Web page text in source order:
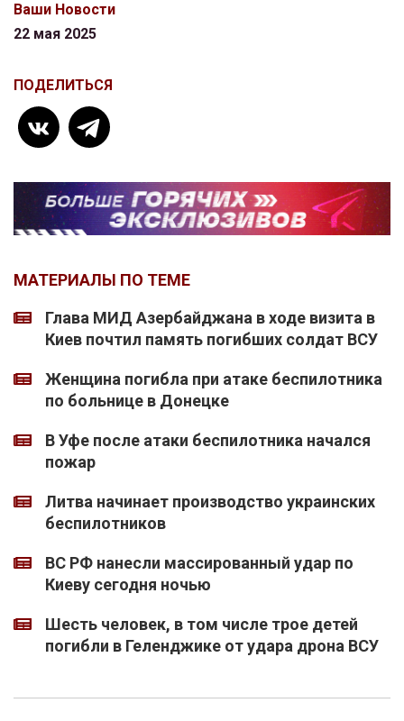
Ваши Новости
22 мая 2025
ПОДЕЛИТЬСЯ
МАТЕРИАЛЫ ПО ТЕМЕ
Глава МИД Азербайджана в ходе визита в
Киев почтил память погибших солдат ВСУ
Женщина погибла при атаке беспилотника
по больнице в Донецке
В Уфе после атаки беспилотника начался
пожар
Литва начинает производство украинских
беспилотников
ВС РФ нанесли массированный удар по
Киеву сегодня ночью
Шесть человек, в том числе трое детей
погибли в Геленджике от удара дрона ВСУ